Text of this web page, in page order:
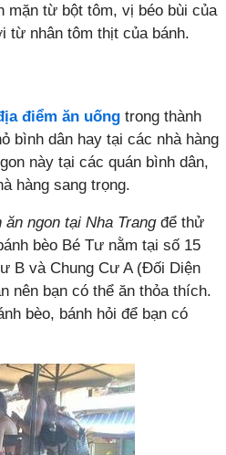
mặn từ bột tôm, vị béo bùi của
từ nhân tôm thịt của bánh.
điểm ăn uống trong thành
bình dân hay tại các nhà hàng
này tại các quán bình dân,
hàng sang trọng.
ăn ngon tại Nha Trangđể thử
bèo Bé Tư nằm tại số 15
B và Chung Cư A (Đối Diện
nên bạn có thể ăn thỏa thích.
bèo, bánh hỏi để bạn có